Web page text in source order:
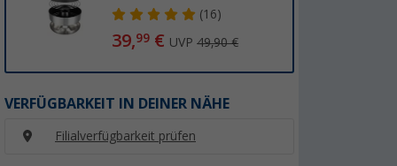
(16)
39,99 € UVP49,90 €
VERFÜGBARKEIT IN DEINER NÄHE
Filialverfügbarkeit prüfen